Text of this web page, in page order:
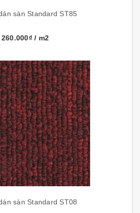
sàn Standard ST85
260.000₫/ m2
sàn Standard ST08